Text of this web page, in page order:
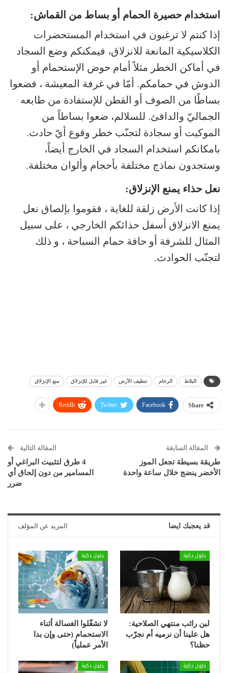
استخدام حصيرة الحمام أو بساط من القماش:
إذا كنتم لا ترغبون في استخدام المستحضرات
الكلاسيكية المانعة للانزلاق، فيمكنكم وضع السجاد
في أماكن الخطر مثلاً أمام حوض الإستحمام أو
الدوش في حمامكم. أمّا في غرفة المعيشة ، فضعوا
بساطًا من الصوف أو القطن للإستفادة من طابعه
الجماليّ والدافئ. للسلالم، ضعوا بساطاً من
الموكيت أو سجادة لتجنّب خطر وقوع أيّ حادث.
بامكانكم استخدام السجاد في الخارج أيضاً،
وستجدون نماذج مختلفة بأحجام وألوان مختلفة.
نعل حذاء يمنع الإنزلاق:
إذا كانت الأرض زلقة للغاية ، فقوموا بإلصاق نعل
يمنع الانزلاق أسفل حذائكم الخارجي ، على سبيل
المثال للشرفة أو حافة حمام السباحة ، و ذلك
لتجنّب الحوادث.
البلاط الرخام تنظيف الأرض غير قابل للإنزلاق منع الإنزلاق
Share
Facebook
Twitter
ReddIt
المقالة السابقة
طريقة بسيطة تجعل الموز
الأخضر ينضج خلال ساعة واحدة
المقالة التالية
4 طرق لتثبيت البراغي أو
المسامير من دون إلحاق أي
ضرر
قد يعجبك ايضا المزيد عن المؤلف
حلول ذكية
لبن رائب منتهي الصلاحية:
هل علينا أن نرميه أم نجرّب
حظنا؟
حلول ذكية
لا تشغّلوا الغسالة أثناء
الاستحمام (حتى وإن بدا
الأمر عملياً)
حلول ذكية حلول ذكية